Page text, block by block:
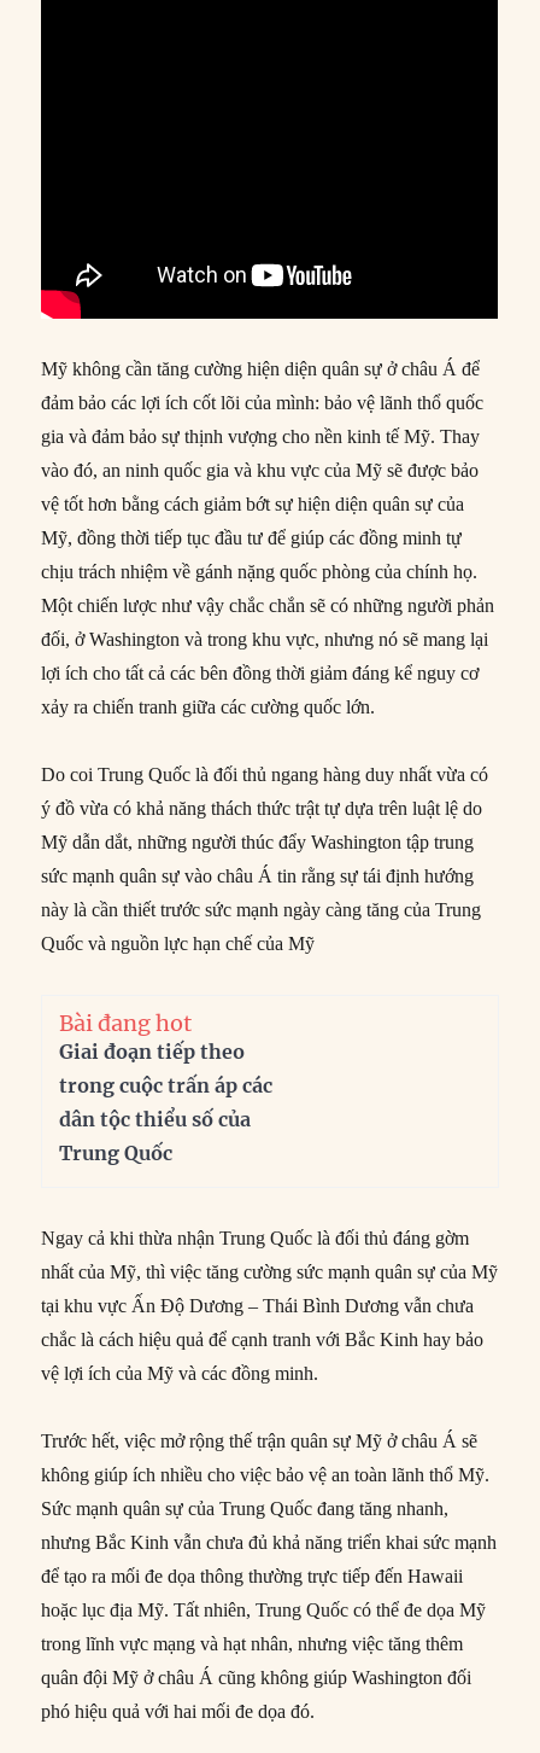
Mỹ không cần tăng cường hiện diện quân sự ở châu Á để
đảm bảo các lợi ích cốt lõi của mình: bảo vệ lãnh thổ quốc
gia và đảm bảo sự thịnh vượng cho nền kinh tế Mỹ. Thay
vào đó, an ninh quốc gia và khu vực của Mỹ sẽ được bảo
vệ tốt hơn bằng cách giảm bớt sự hiện diện quân sự của
Mỹ, đồng thời tiếp tục đầu tư để giúp các đồng minh tự
chịu trách nhiệm về gánh nặng quốc phòng của chính họ.
Một chiến lược như vậy chắc chắn sẽ có những người phản
đối, ở Washington và trong khu vực, nhưng nó sẽ mang lại
lợi ích cho tất cả các bên đồng thời giảm đáng kể nguy cơ
xảy ra chiến tranh giữa các cường quốc lớn.
Do coi Trung Quốc là đối thủ ngang hàng duy nhất vừa có
ý đồ vừa có khả năng thách thức trật tự dựa trên luật lệ do
Mỹ dẫn dắt, những người thúc đẩy Washington tập trung
sức mạnh quân sự vào châu Á tin rằng sự tái định hướng
này là cần thiết trước sức mạnh ngày càng tăng của Trung
Quốc và nguồn lực hạn chế của Mỹ
Bài đang hot
Giai đoạn tiếp theo
trong cuộc trấn áp các
dân tộc thiểu số của
Trung Quốc
Ngay cả khi thừa nhận Trung Quốc là đối thủ đáng gờm
nhất của Mỹ, thì việc tăng cường sức mạnh quân sự của Mỹ
tại khu vực Ấn Độ Dương – Thái Bình Dương vẫn chưa
chắc là cách hiệu quả để cạnh tranh với Bắc Kinh hay bảo
vệ lợi ích của Mỹ và các đồng minh.
Trước hết, việc mở rộng thế trận quân sự Mỹ ở châu Á sẽ
không giúp ích nhiều cho việc bảo vệ an toàn lãnh thổ Mỹ.
Sức mạnh quân sự của Trung Quốc đang tăng nhanh,
nhưng Bắc Kinh vẫn chưa đủ khả năng triển khai sức mạnh
để tạo ra mối đe dọa thông thường trực tiếp đến Hawaii
hoặc lục địa Mỹ. Tất nhiên, Trung Quốc có thể đe dọa Mỹ
trong lĩnh vực mạng và hạt nhân, nhưng việc tăng thêm
quân đội Mỹ ở châu Á cũng không giúp Washington đối
phó hiệu quả với hai mối đe dọa đó.